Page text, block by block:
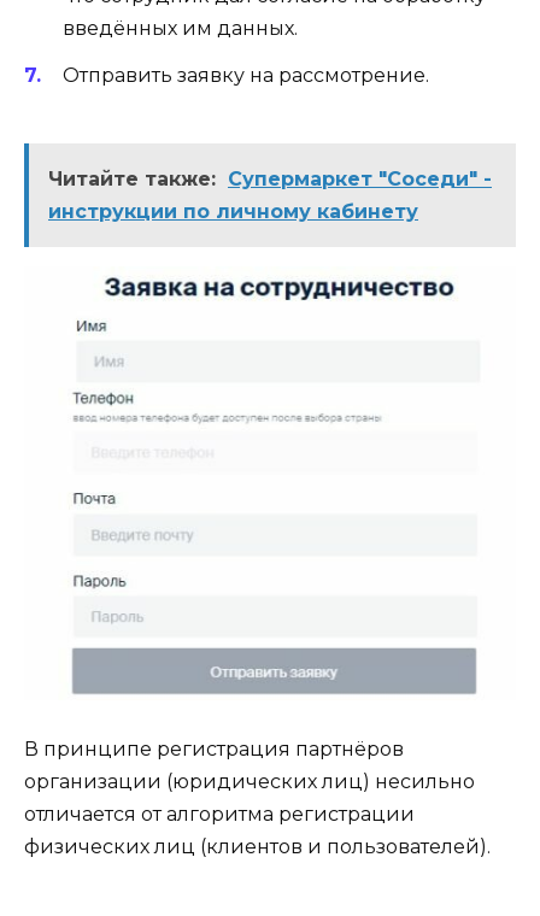
введённых им данных.
Отправить заявку на рассмотрение.
Читайте также: Супермаркет "Соседи" -
инструкции по личному кабинету
В принципе регистрация партнёров
организации (юридических лиц) несильно
отличается от алгоритма регистрации
физических лиц (клиентов и пользователей).